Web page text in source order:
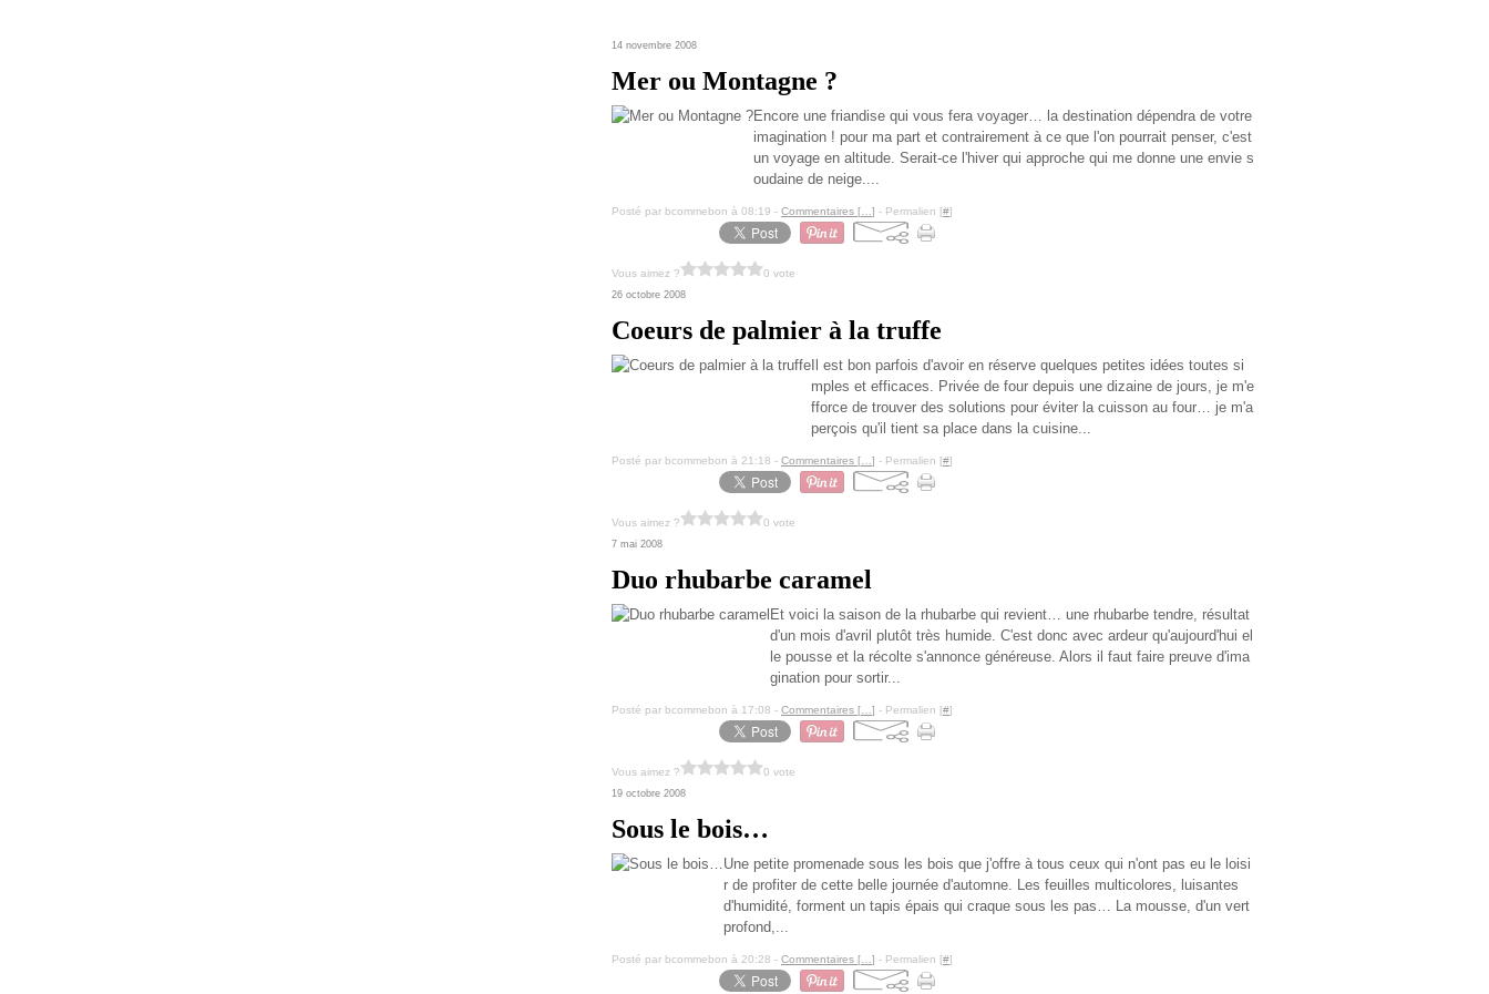
14 novembre 2008
Mer ou Montagne ?
Encore une friandise qui vous fera voyager… la destination dépendra de votre
imagination ! pour ma part et contrairement à ce que l'on pourrait penser, c'est
un voyage en altitude. Serait-ce l'hiver qui approche qui me donne une envie s
oudaine de neige....
Posté par bcommebon à 08:19 - Commentaires [ ] - Permalien [#]
Vous aimez ? 0 vote
26 octobre 2008
Coeurs de palmier à la truffe
Il est bon parfois d'avoir en réserve quelques petites idées toutes si
mples et efficaces. Privée de four depuis une dizaine de jours, je m'e
fforce de trouver des solutions pour éviter la cuisson au four… je m'a
perçois qu'il tient sa place dans la cuisine...
Posté par bcommebon à 21:18 - Commentaires [ ] - Permalien [#]
Vous aimez ? 0 vote
7 mai 2008
Duo rhubarbe caramel
Et voici la saison de la rhubarbe qui revient… une rhubarbe tendre, résultat
d'un mois d'avril plutôt très humide. C'est donc avec ardeur qu'aujourd'hui el
le pousse et la récolte s'annonce généreuse. Alors il faut faire preuve d'ima
gination pour sortir...
Posté par bcommebon à 17:08 - Commentaires [ ] - Permalien [#]
Vous aimez ? 0 vote
19 octobre 2008
Sous le bois…
Une petite promenade sous les bois que j'offre à tous ceux qui n'ont pas eu le loisi
r de profiter de cette belle journée d'automne. Les feuilles multicolores, luisantes
d'humidité, forment un tapis épais qui craque sous les pas… La mousse, d'un vert
profond,...
Posté par bcommebon à 20:28 - Commentaires [ ] - Permalien [#]